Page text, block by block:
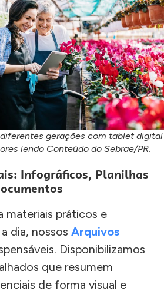
gerações com tablet digital
lendo Conteúdo do Sebrae/PR.
Infográficos, Planilhas
materiais práticos e
dia, nossos Arquivos
Disponibilizamos
que resumem
de forma visual e